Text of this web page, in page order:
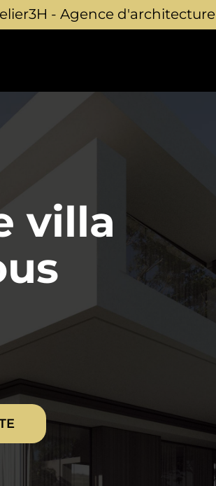
- Agence d'architecture
villa